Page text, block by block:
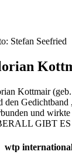
Stefan Seefried
Kottmair
den
und
GIBT ES
wtp